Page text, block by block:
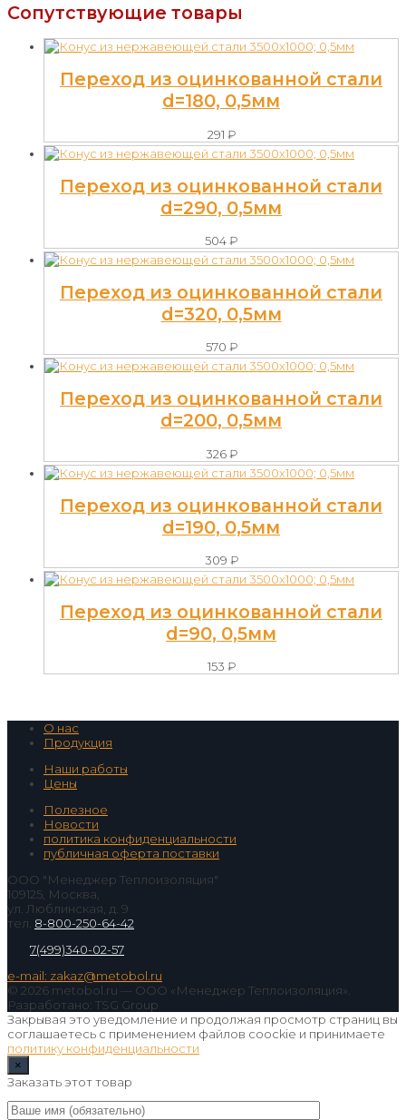
Сопутствующие товары
Переход из оцинкованной стали
d=180, 0,5мм
291 ₽
Переход из оцинкованной стали
d=290, 0,5мм
504₽
Переход из оцинкованной стали
d=320, 0,5мм
570 ₽
Переход из оцинкованной стали
d=200, 0,5мм
326₽
Переход из оцинкованной стали
d=190, 0,5мм
309 ₽
Переход из оцинкованной стали
d=90, 0,5мм
153 ₽
О нас
Продукция
Наши работы
Цены
Полезное
Новости
политика конфиденциальности
публичная оферта поставки
ООО "Менеджер Теплоизоляция"
109125, Москва,
ул. Люблинская, д. 9
тел. 8-800-250-64-42
7(499)340-02-57
e-mail: zakaz@metobol.ru
© 2026 metobol.ru — ООО «Менеджер Теплоизоляция».
Разработано: TSG Group
Закрывая это уведомление и продолжая просмотр страниц вы
соглашаетесь с применением файлов coockie и принимаете
политику конфиденциальности
×
Заказать этот товар